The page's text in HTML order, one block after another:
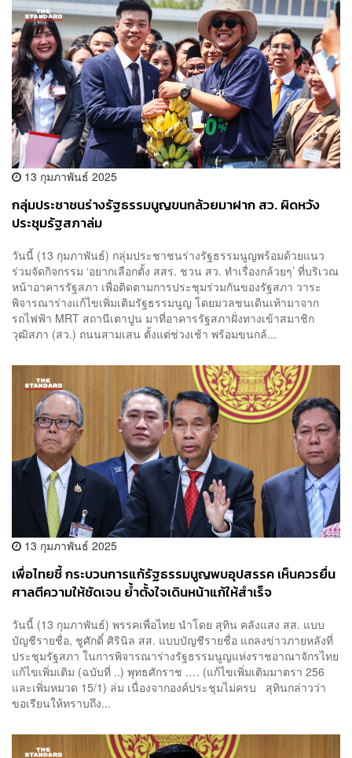
13 กุมภาพันธ์ 2025
กลุ่มประชาชนร่างรัฐธรรมนูญขนกล้วยมาฝาก สว. ผิดหวัง
ประชุมรัฐสภาล่ม
วันนี้ (13 กุมภาพันธ์) กลุ่มประชาชนร่างรัฐธรรมนูญพร้อมด้วยแนว
ร่วมจัดกิจกรรม ‘อยากเลือกตั้ง สสร. ชวน สว. ทำเรื่องกล้วยๆ’ ที่บริเวณ
หน้าอาคารรัฐสภา เพื่อติดตามการประชุมร่วมกันของรัฐสภา วาระ
พิจารณาร่างแก้ไขเพิ่มเติมรัฐธรรมนูญ โดยมวลชนเดินเท้ามาจาก
รถไฟฟ้า MRT สถานีเตาปูน มาที่อาคารรัฐสภาฝั่งทางเข้าสมาชิก
วุฒิสภา (สว.) ถนนสามเสน ตั้งแต่ช่วงเช้า พร้อมขนกล้...
13 กุมภาพันธ์ 2025
เพื่อไทยชี้ กระบวนการแก้รัฐธรรมนูญพบอุปสรรค เห็นควรยื่น
ศาลตีความให้ชัดเจน ย้ำตั้งใจเดินหน้าแก้ให้สำเร็จ
วันนี้ (13 กุมภาพันธ์) พรรคเพื่อไทย นำโดย สุทิน คลังแสง สส. แบบ
บัญชีรายชื่อ, ชูศักดิ์ ศิรินิล สส. แบบบัญชีรายชื่อ แถลงข่าวภายหลังที่
ประชุมรัฐสภา ในการพิจารณาร่างรัฐธรรมนูญแห่งราชอาณาจักรไทย
แก้ไขเพิ่มเติม (ฉบับที่ ..) พุทธศักราช .… (แก้ไขเพิ่มเติมมาตรา 256
และเพิ่มหมวด 15/1) ล่ม เนื่องจากองค์ประชุมไม่ครบ สุทินกล่าวว่า
ขอเรียนให้ทราบถึง...